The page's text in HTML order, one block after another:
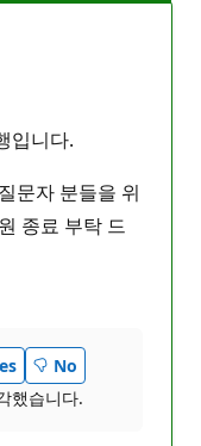
입니다.
문자 분들을 위
종료 부탁 드
No
했습니다.